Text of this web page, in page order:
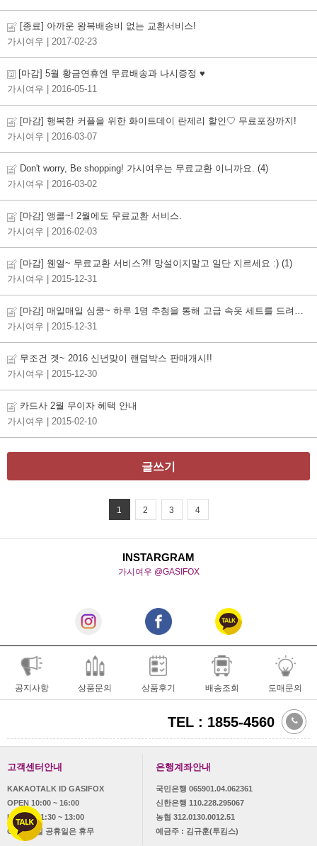
[종료] 아까운 왕복배송비 없는 교환서비스!
가시여우
| 2017-02-23
[마감] 5월 황금연휴엔 무료배송과 나시증정 ♥
가시여우
| 2016-05-11
[마감] 행복한 커플을 위한 화이트데이 란제리 할인♡ 무료포장까지!
가시여우
| 2016-03-07
Don't worry, Be shopping! 가시여우는 무료교환 이니까요. (4)
가시여우
| 2016-03-02
[마감] 앵콜~! 2월에도 무료교환 서비스.
가시여우
| 2016-02-03
[마감] 웬열~ 무료교환 서비스?!! 망설이지말고 일단 지르세요 :) (1)
가시여우
| 2015-12-31
[마감] 매일매일 심쿵~ 하루 1명 추첨을 통해 고급 속옷 세트를 드려요~!
가시여우
| 2015-12-31
무조건 겟~ 2016 신년맞이 랜덤박스 판매개시!!
가시여우
| 2015-12-30
카드사 2월 무이자 헤택 안내
가시여우
| 2015-02-10
글쓰기
1 2 3 4
INSTARGRAM
가시여우 @GASIFOX
공지사항 상품문의 상품후기 배송조회 도매문의
TEL : 1855-4560
고객센터안내
KAKAOTALK ID GASIFOX
OPEN 10:00 ~ 16:00
LUNCH 11:30 ~ 13:00
OFF 토,일 공휴일은 휴무
은행계좌안내
국민은행 065901.04.062361
신한은행 110.228.295067
농협 312.0130.0012.51
예금주 : 김규훈(투킴스)